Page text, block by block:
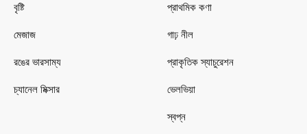
বৃষ্টি
মেজাজ
রঙের ভারসাম্য
চ্যানেল মিক্সার
প্রাথমিক কণা
গাঢ় নীল
প্রাকৃতিক স্যাচুরেশন
ভেলভিয়া
স্বপ্ন